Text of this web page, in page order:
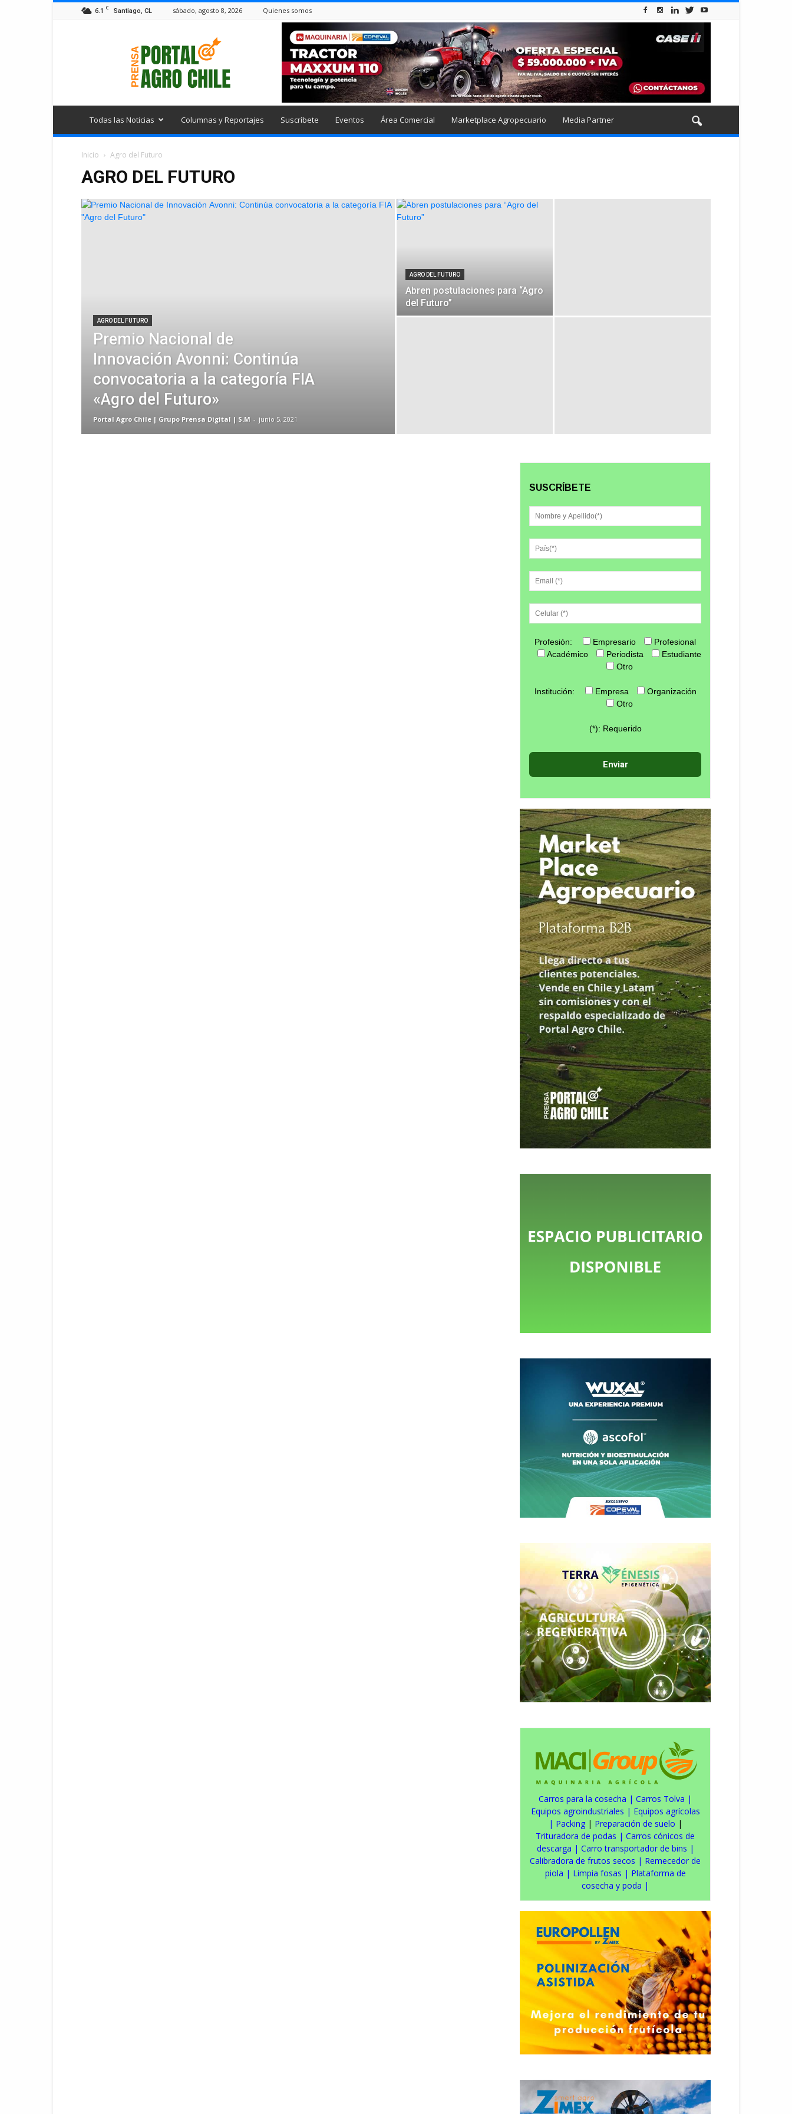
6.1 C Santiago, CL sábado, agosto 8, 2026 Quienes somos
Todas las Noticias Columnas y Reportajes Suscríbete Eventos Área Comercial Marketplace Agropecuario Media Partner
Inicio Agro del Futuro
AGRO DEL FUTURO
AGRO DEL FUTURO
Premio Nacional de
Innovación Avonni: Continúa
convocatoria a la categoría FIA
«Agro del Futuro»
Portal Agro Chile | Grupo Prensa Digital | S.M - junio 5, 2021
AGRO DEL FUTURO
Abren postulaciones para “Agro
del Futuro”
SUSCRÍBETE
Profesión: Empresario
Profesional
Académico
Periodista
Estudiante
Otro
Institución: Empresa
Organización
Otro
(*): Requerido
Carros para la cosecha | Carros Tolva |
Equipos agroindustriales | Equipos agrícolas
| Packing| Preparación de suelo |
Trituradora de podas | Carros cónicos de
descarga | Carro transportador de bins |
Calibradora de frutos secos | Remecedor de
piola | Limpia fosas | Plataforma de
cosecha y poda |